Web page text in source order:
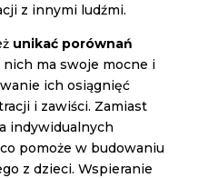
z innymi ludźmi.
unikać porównań
nich ma swoje mocne i
ich osiągnięć
i zawiści. Zamiast
indywidualnych
pomoże w budowaniu
z dzieci. Wspieranie